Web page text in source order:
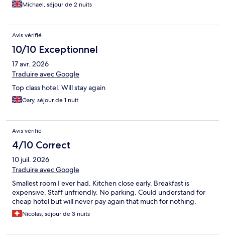
Michael, séjour de 2 nuits
Avis vérifié
10/10 Exceptionnel
17 avr. 2026
Traduire avec Google
Top class hotel. Will stay again
Gary, séjour de 1 nuit
Avis vérifié
4/10 Correct
10 juil. 2026
Traduire avec Google
Smallest room I ever had. Kitchen close early. Breakfast is
expensive. Staff unfriendly. No parking. Could understand for
cheap hotel but will never pay again that much for nothing.
Nicolas, séjour de 3 nuits